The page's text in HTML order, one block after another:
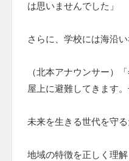
は思いませんでした」
さらに、学校には海沿
（北本アナウンサー）
屋上に避難してきます
未来を生きる世代を守る
地域の特徴を正しく理